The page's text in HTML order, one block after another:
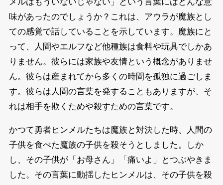
味があったのでしょうか？これは、アウラが魔族とし
ての感覚で話していることを示しています。魔族にと
って、人間やエルフなど他種族は食料や玩具でしかあ
りません。彼らには家族や友情という概念がありませ
ん。彼らは産まれてから多くの時間を孤独に過ごしま
す。彼らは人間の言葉を発することもありますが、そ
れは相手を欺くためや殺すための言葉です。
かつて勇者ヒンメルたちは魔族と対決した時、人間の
子供を食べた魔族の子供を殺そうとしました。しか
し、その子供が「お母さん」「痛いよ」とつぶやきま
した。その言葉に動揺したヒンメルは、その子供を殺